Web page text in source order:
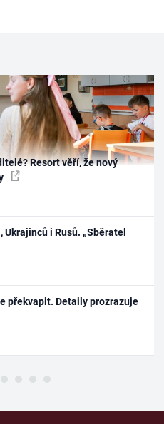
Resort věří, že nový
i Rusů. „Sběratel
překvapit. Detaily prozrazuje